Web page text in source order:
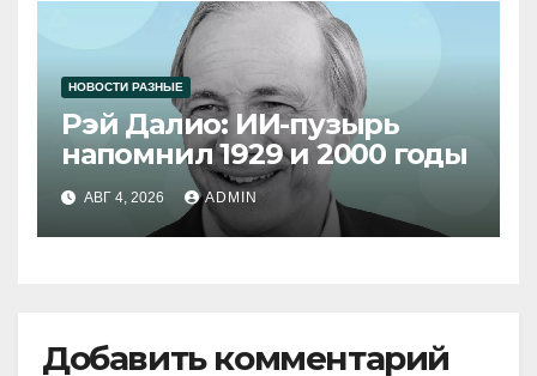
НОВОСТИ РАЗНЫЕ
Рэй Далио: ИИ-пузырь
напомнил 1929 и 2000 годы
АВГ 4, 2026 ADMIN
Добавить комментарий